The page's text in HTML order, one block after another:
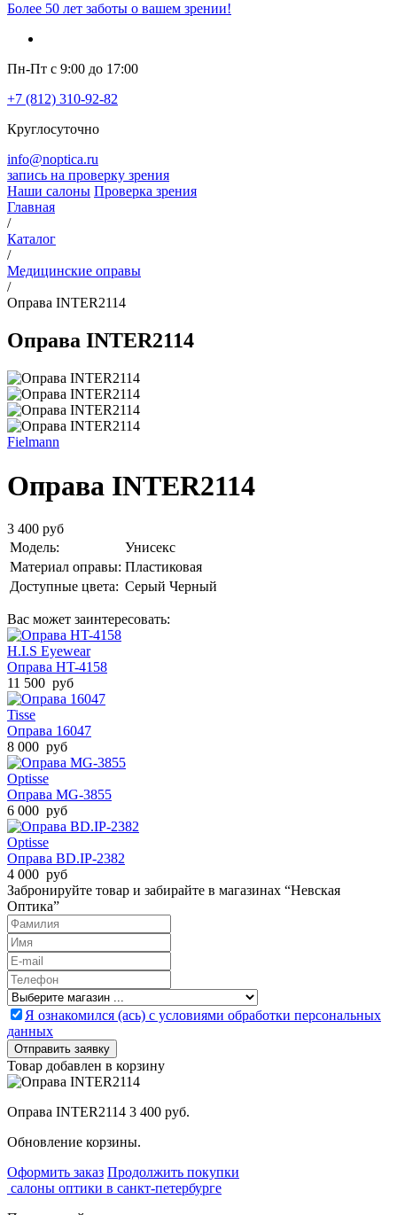
Более 50 лет заботы о вашем зрении!
Пн-Пт с 9:00 до 17:00
+7 (812) 310-92-82
Круглосуточно
info@noptica.ru
запись на проверку зрения
Наши салоны Проверка зрения
Главная
/
Каталог
/
Медицинские оправы
/
Оправа INTER2114
Оправа INTER2114
Fielmann
Оправа INTER2114
3 400 руб
Модель:
Унисекс
Материал оправы: Пластиковая
Доступные цвета: Серый Черный
Вас может заинтересовать:
H.I.S Eyewear
Оправа HT-4158
11 500 руб
Tisse
Оправа 16047
8 000 руб
Optisse
Оправа MG-3855
6 000 руб
Optisse
Оправа BD.IP-2382
4 000 руб
Забронируйте товар и забирайте в магазинах “Невская
Оптика”
Я ознакомился (ась) с условиями обработки персональных
данных
Товар добавлен в корзину
Оправа INTER2114 3 400 руб.
Обновление корзины.
Оформить заказ Продолжить покупки
салоны оптики в санкт-петербурге